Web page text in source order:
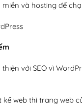
và hosting để
với SEO vì
kế web thì trang web